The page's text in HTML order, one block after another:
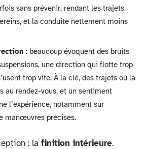
sans prévenir, rendant les trajets
et la conduite nettement moins
: beaucoup évoquent des bruits
une direction qui flotte trop
trop vite. À la clé, des trajets où la
au rendez-vous, et un sentiment
l’expérience, notamment sur
manœuvres précises.
: la finition intérieure.